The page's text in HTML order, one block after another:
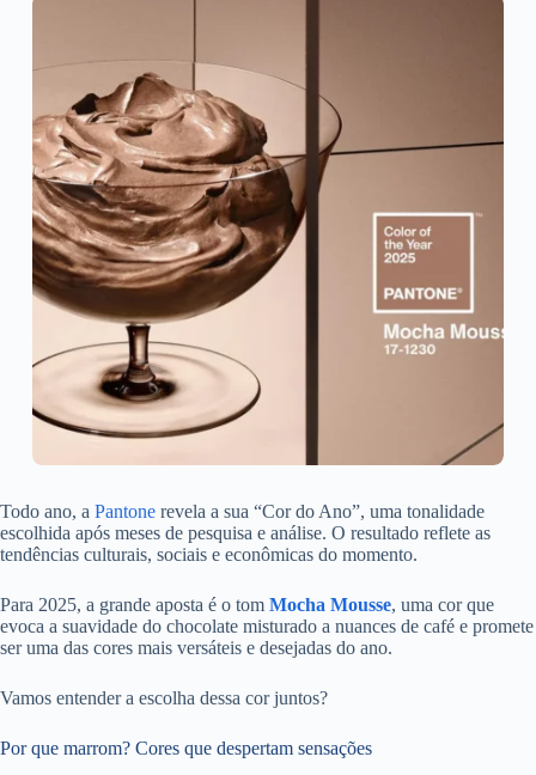
Todo ano, a Pantone revela a sua “Cor do Ano”, uma tonalidade
escolhida após meses de pesquisa e análise. O resultado reflete as
tendências culturais, sociais e econômicas do momento.
Para 2025, a grande aposta é o tom Mocha Mousse, uma cor que
evoca a suavidade do chocolate misturado a nuances de café e promete
ser uma das cores mais versáteis e desejadas do ano.
Vamos entender a escolha dessa cor juntos?
Por que marrom? Cores que despertam sensações